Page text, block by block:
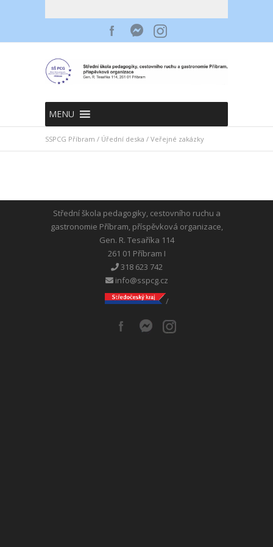
MENU
SSPCG Příbram / Úřední deska / Veřejné zakázky
Střední škola pedagogiky, cestovního ruchu a
gastronomie Příbram, příspěvková organizace,
Gen. R. Tesaříka 114
261 01 Příbram I
318 623 742
info@sspcg.cz
/